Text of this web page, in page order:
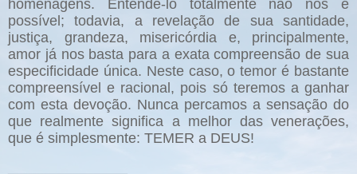
homenagens. Entendê-lo totalmente não nos é
possível; todavia, a revelação de sua santidade,
justiça, grandeza, misericórdia e, principalmente,
amor já nos basta para a exata compreensão de sua
especificidade única. Neste caso, o temor é bastante
compreensível e racional, pois só teremos a ganhar
com esta devoção. Nunca percamos a sensação do
que realmente significa a melhor das venerações,
que é simplesmente: TEMER a DEUS!